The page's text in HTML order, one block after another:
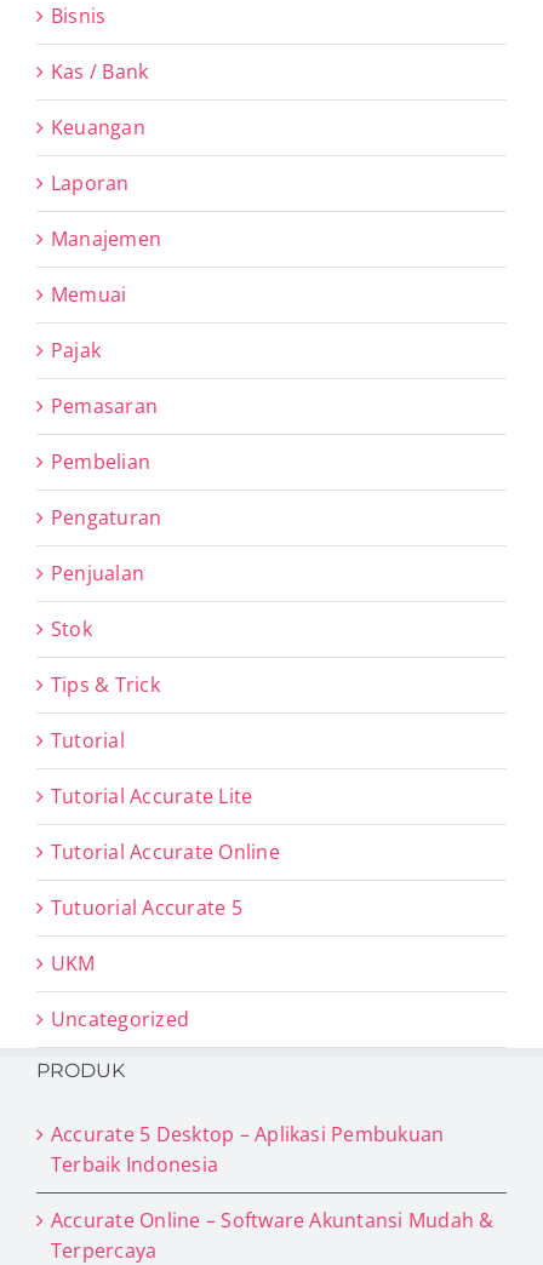
Bisnis
Kas / Bank
Keuangan
Laporan
Manajemen
Memuai
Pajak
Pemasaran
Pembelian
Pengaturan
Penjualan
Stok
Tips & Trick
Tutorial
Tutorial Accurate Lite
Tutorial Accurate Online
Tutuorial Accurate 5
UKM
Uncategorized
PRODUK
Accurate 5 Desktop – Aplikasi Pembukuan
Terbaik Indonesia
Accurate Online – Software Akuntansi Mudah &
Terpercaya